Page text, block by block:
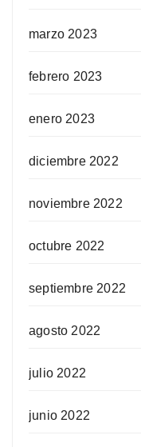
marzo 2023
febrero 2023
enero 2023
diciembre 2022
noviembre 2022
octubre 2022
septiembre 2022
agosto 2022
julio 2022
junio 2022